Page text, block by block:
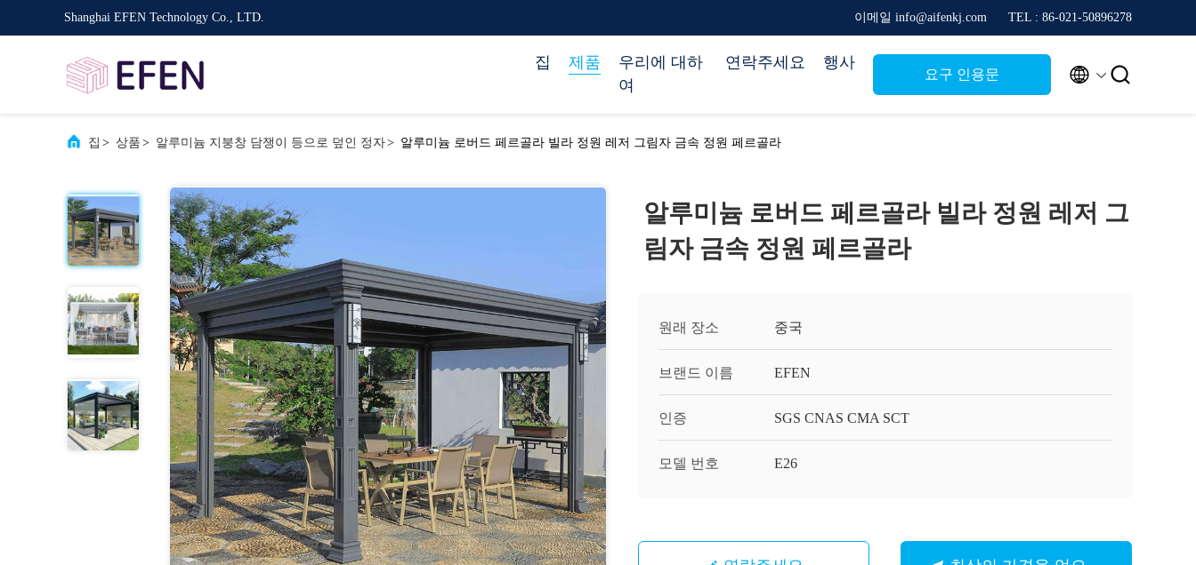
Shanghai EFEN Technology Co., LTD. 이메일 info@aifenkj.com TEL : 86-021-50896278
집 제품
우리에 대하
여
연락주세요 행사
요구 인용문  
집 > 상품 > 알루미늄 지붕창 담쟁이 등으로 덮인 정자> 알루미늄 로버드 페르골라 빌라 정원 레저 그림자 금속 정원 페르골라
알루미늄 로버드 페르골라 빌라 정원 레저 그
림자 금속 정원 페르골라
원래 장소 중국
브랜드 이름 EFEN
인증 SGS CNAS CMA SCT
모델 번호 E26